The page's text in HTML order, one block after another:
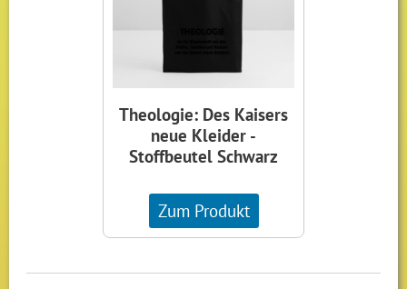
Theologie: Des Kaisers
neue Kleider -
Stoffbeutel Schwarz
Zum Produkt